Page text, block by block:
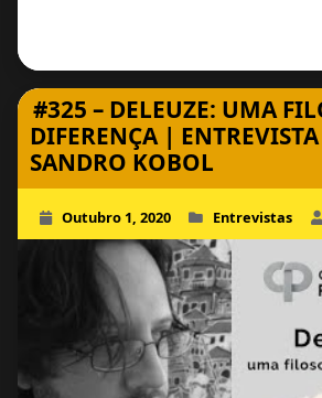
#325 – DELEUZE: UMA
DIFERENÇA |
SANDRO KOBOL
Outubro 1, 2020 Entrevistas